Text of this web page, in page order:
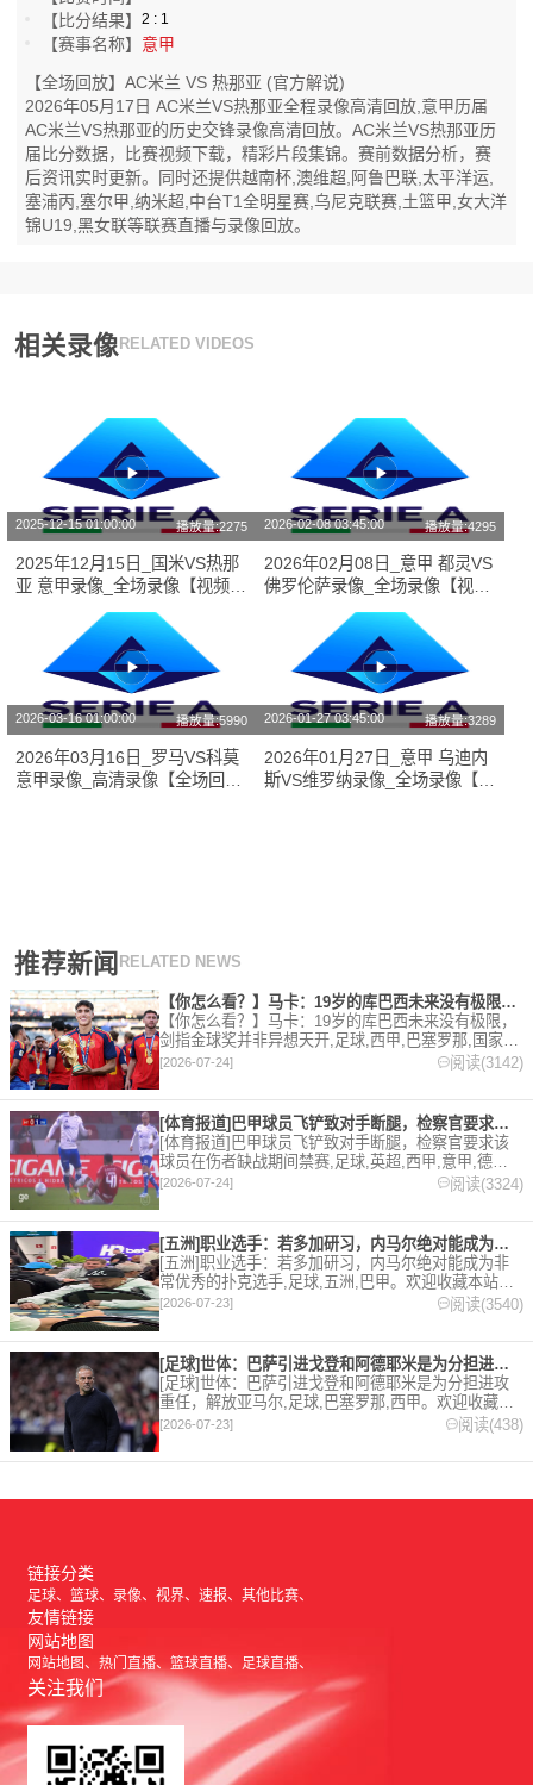
【比分结果】2 : 1
【赛事名称】 意甲
【全场回放】AC米兰 VS 热那亚 (官方解说)
2026年05月17日 AC米兰VS热那亚全程录像高清回放,意甲历届
AC米兰VS热那亚的历史交锋录像高清回放。AC米兰VS热那亚历
届比分数据，比赛视频下载，精彩片段集锦。赛前数据分析，赛
后资讯实时更新。同时还提供越南杯,澳维超,阿鲁巴联,太平洋运,
塞浦丙,塞尔甲,纳米超,中台T1全明星赛,乌尼克联赛,土篮甲,女大洋
锦U19,黑女联等联赛直播与录像回放。
相关录像 RELATED VIDEOS
2025-12-15 01:00:00 播放量:2275
2025年12月15日_国米VS热那
亚 意甲录像_全场录像【视频集
2026-02-08 03:45:00 播放量:4295
2026年02月08日_意甲 都灵VS
佛罗伦萨录像_全场录像【视频
2026-03-16 01:00:00 播放量:5990
2026年03月16日_罗马VS科莫
意甲录像_高清录像【全场回
2026-01-27 03:45:00 播放量:3289
2026年01月27日_意甲 乌迪内
斯VS维罗纳录像_全场录像【视
推荐新闻 RELATED NEWS
【你怎么看？】马卡：19岁的库巴西未来没有极限，剑指金球奖并
【你怎么看？】马卡：19岁的库巴西未来没有极限，
剑指金球奖并非异想天开,足球,西甲,巴塞罗那,国家
队,世界杯,西班牙。欢迎收藏本站，24小时为你更新
最新的足球，篮球体育资讯。
[2026-07-24] 阅读(3142)
[体育报道]巴甲球员飞铲致对手断腿，检察官要求该球员在伤者缺
[体育报道]巴甲球员飞铲致对手断腿，检察官要求该
球员在伤者缺战期间禁赛,足球,英超,西甲,意甲,德甲,
法甲,五洲,巴甲。欢迎收藏本站，24小时为你更新最
新的足球，篮球体育资讯。
[2026-07-24] 阅读(3324)
[五洲]职业选手：若多加研习，内马尔绝对能成为非常优秀的扑克
[五洲]职业选手：若多加研习，内马尔绝对能成为非
常优秀的扑克选手,足球,五洲,巴甲。欢迎收藏本站，
24小时为你更新最新的足球，篮球体育资讯。
[2026-07-23] 阅读(3540)
[足球]世体：巴萨引进戈登和阿德耶米是为分担进攻重任，解放亚
[足球]世体：巴萨引进戈登和阿德耶米是为分担进攻
重任，解放亚马尔,足球,巴塞罗那,西甲。欢迎收藏本
站，24小时为你更新最新的足球，篮球体育资讯。
[2026-07-23] 阅读(438)
链接分类
足球 篮球 录像 视界 速报 其他比赛
友情链接
网站地图
网站地图 热门直播 篮球直播 足球直播
关注我们